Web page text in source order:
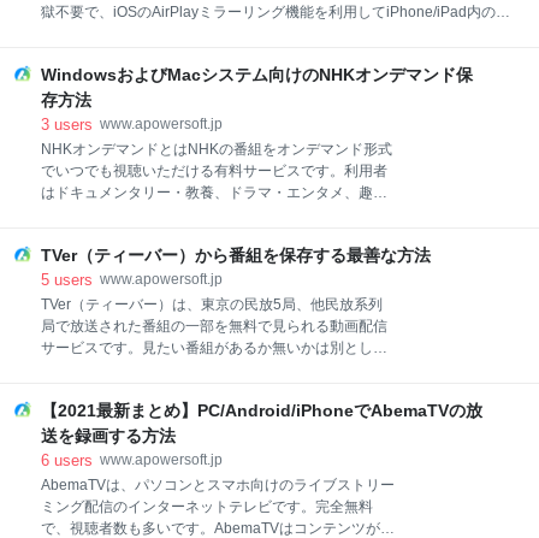
獄不要で、iOSのAirPlayミラーリング機能を利用してiPhone/iPad内の動
リング機能を有効にした後、すぐに使用可能です。 HD画質でリアルタ
イムにミラーリングこのiPhone/iPad画面録画ソフトを使用し、
iPhone/iPad画面をコンピュータに映すことができます。その他に、コ
ンピュータから端末内の音声ファイルを視聴することも可能です。製品
プレゼンテーション、教学デモ又はゲーム共有にも役立ちます。
WindowsおよびMacシステム向けのNHKオンデマンド保
存方法
3 users www.apowersoft.jp
NHKオンデマンドとはNHKの番組をオンデマンド形式
でいつでも視聴いただける有料サービスです。利用者
はドキュメンタリー・教養、ドラマ・エンタメ、趣
カテゴリーを選択してお好みに合わせて動画を鑑賞で
きます。特に番組の放送が終了しても見逃し番組の中
には見られます。もしお好きなNHKオンデマンドを永
遠に保存したいなら、ここでは、MacおよびWindows
でのNHKオンデマンド保存方法はご紹介されていま
接にダウンロードするのは不可能なことです。このよ
うな状況から見れば、NHKオンデマンドの動画を録画
するしかありません。Apowersoftフリーオンラインス
クリーン録画ツールは完全に無料なサービスで、利用
TVer（ティーバー）から番組を保存する最善な方法
5 users www.apowersoft.jp
TVer（ティーバー）は、東京の民放5局、他民放系列
局で放送された番組の一部を無料で見られる動画配信
サービスです。見たい番組があるか無いかは別とし
対応プラットフォームはPC・スマートフォン（iOS /
Android）・タブレットとなっており、スマートフォ
ン・タブレットの場合はアプリのインストールが必要
となります。視聴にあたり、会員登録などの作業をす
る必要がありません。 今のところ、見逃したドラマや
バラエティなどのテレビ番組をTVerで見れる期間は放
【2021最新まとめ】PC/Android/iPhoneでAbemaTVの放
送を録画する方法
6 users www.apowersoft.jp
AbemaTVは、パソコンとスマホ向けのライブストリー
ミング配信のインターネットテレビです。完全無料
で、視聴者数も多いです。AbemaTVはコンテンツが豊